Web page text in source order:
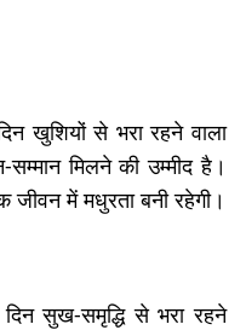
खुशियों से भरा रहने वाला
मिलने की उम्मीद है।
जीवन में मधुरता बनी रहेगी।
सुख-समृद्धि से भरा रहने